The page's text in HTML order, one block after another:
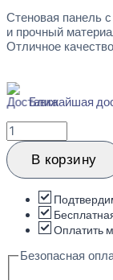
Стеновая панель
и прочный
Отличное
Ближайшая
Количество
товара
Bello-
Deco
22/3000
Стеновая
панель
12x120x3000
В корзину
Оплатить
Безопасная